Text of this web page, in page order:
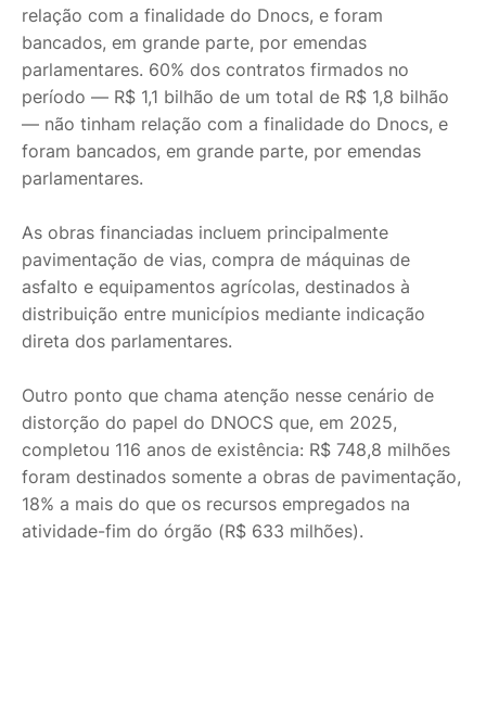
relação com a finalidade do Dnocs, e foram
bancados, em grande parte, por emendas
parlamentares. 60% dos contratos firmados no
período — R$ 1,1 bilhão de um total de R$ 1,8 bilhão
— não tinham relação com a finalidade do Dnocs, e
foram bancados, em grande parte, por emendas
parlamentares.
As obras financiadas incluem principalmente
pavimentação de vias, compra de máquinas de
asfalto e equipamentos agrícolas, destinados à
distribuição entre municípios mediante indicação
direta dos parlamentares.
Outro ponto que chama atenção nesse cenário de
distorção do papel do DNOCS que, em 2025,
completou 116 anos de existência: R$ 748,8 milhões
foram destinados somente a obras de pavimentação,
18% a mais do que os recursos empregados na
atividade-fim do órgão (R$ 633 milhões).